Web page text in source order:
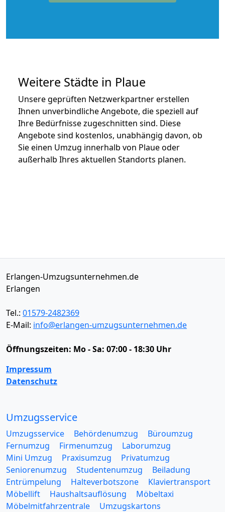
Weitere Städte in Plaue
Unsere geprüften Netzwerkpartner erstellen
Ihnen unverbindliche Angebote, die speziell auf
Ihre Bedürfnisse zugeschnitten sind. Diese
Angebote sind kostenlos, unabhängig davon, ob
Sie einen Umzug innerhalb von Plaue oder
außerhalb Ihres aktuellen Standorts planen.
Erlangen-Umzugsunternehmen.de
Erlangen
Tel.: 01579-2482369
E-Mail: info@erlangen-umzugsunternehmen.de
Öffnungszeiten: Mo - Sa: 07:00 - 18:30 Uhr
Impressum
Datenschutz
Umzugsservice
Umzugsservice Behördenumzug
Büroumzug
Fernumzug
Firmenumzug
Laborumzug
Mini Umzug
Praxisumzug
Privatumzug
Seniorenumzug
Studentenumzug
Beiladung
Entrümpelung
Halteverbotszone
Klaviertransport
Möbellift
Haushaltsauflösung
Möbeltaxi
Möbelmitfahrzentrale
Umzugskartons